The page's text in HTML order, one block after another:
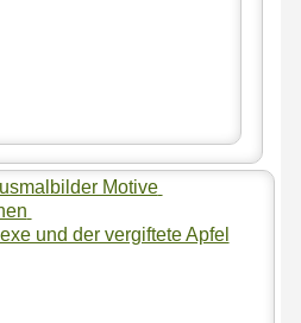
Motive
und der vergiftete Apfel